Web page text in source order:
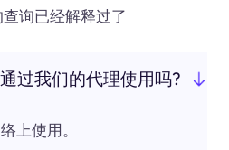
询已经解释过了
过我们的代理使用吗?
上使用。